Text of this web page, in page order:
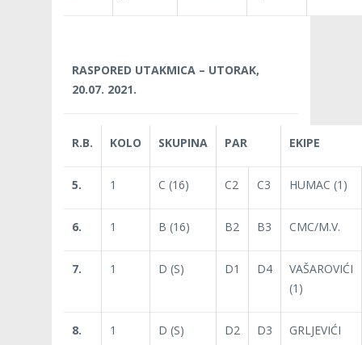
RASPORED UTAKMICA – UTORAK,
20.07. 2021.
R.B. KOLO SKUPINA PAR EKIPE
5. 1 C (16) C2 C3 HUMAC (1)
6. 1 B (16) B2 B3 CMC/M.V.
7. 1 D (S) D1 D4
VAŠAROVIĆI
(1)
8. 1 D (S) D2 D3 GRLJEVIĆI